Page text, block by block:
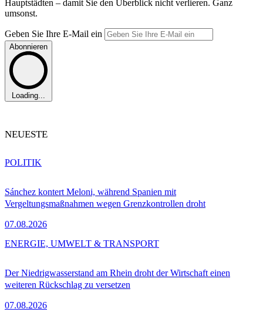
Hauptstädten – damit Sie den Überblick nicht verlieren. Ganz
umsonst.
Geben Sie Ihre E-Mail ein
Abonnieren
Loading...
NEUESTE
Sánchez kontert Meloni, während Spanien mit
Vergeltungsmaßnahmen wegen Grenzkontrollen droht
07.08.2026
POLITIK
Der Niedrigwasserstand am Rhein droht der Wirtschaft einen
weiteren Rückschlag zu versetzen
07.08.2026
ENERGIE, UMWELT & TRANSPORT